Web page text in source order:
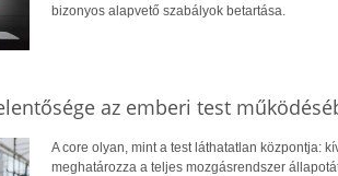
bizonyos alapvető szabályok betartása.
az emberi test
A core olyan, mint a test láthatatlan központja:
meghatározza a teljes mozgásrendszer